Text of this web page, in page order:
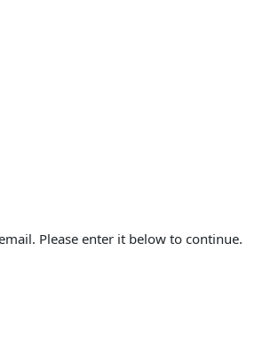
Please enter it below to continue.